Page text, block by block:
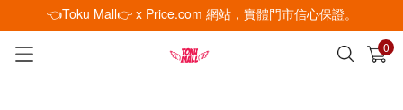
👈Toku Mall👉 x Price.com 網站，實體門市信心保證。
0
已加入購物車 查看